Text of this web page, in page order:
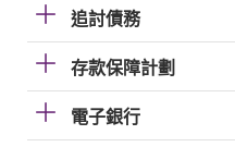
追討債務
存款保障計劃
電子銀行